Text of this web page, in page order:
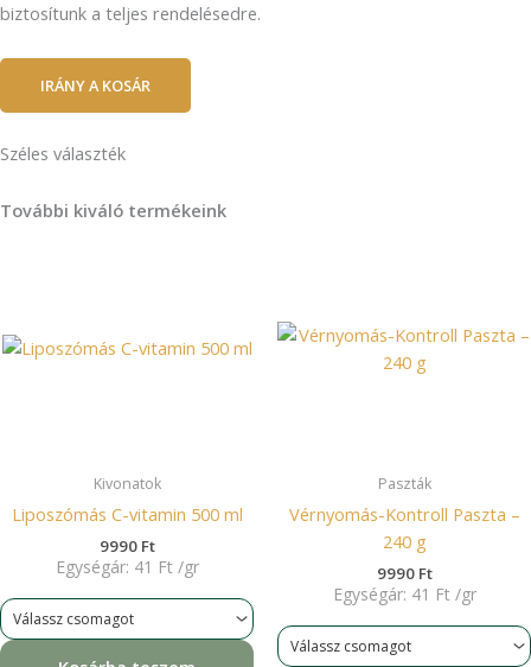
biztosítunk a teljes rendelésedre.
IRÁNY A KOSÁR
Széles választék
További kiváló termékeink
Kivonatok
Liposzómás C-vitamin 500 ml
9990 Ft
Egységár: 41 Ft /gr
Paszták
Vérnyomás-Kontroll Paszta –
240 g
9990 Ft
Egységár: 41 Ft /gr